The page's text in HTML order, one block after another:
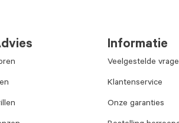
Informatie
Veelgestelde
Klantenservice
Onze garanties